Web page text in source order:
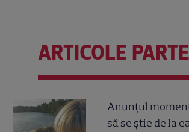
ARTICOLE
Anunțul
să se știe de la